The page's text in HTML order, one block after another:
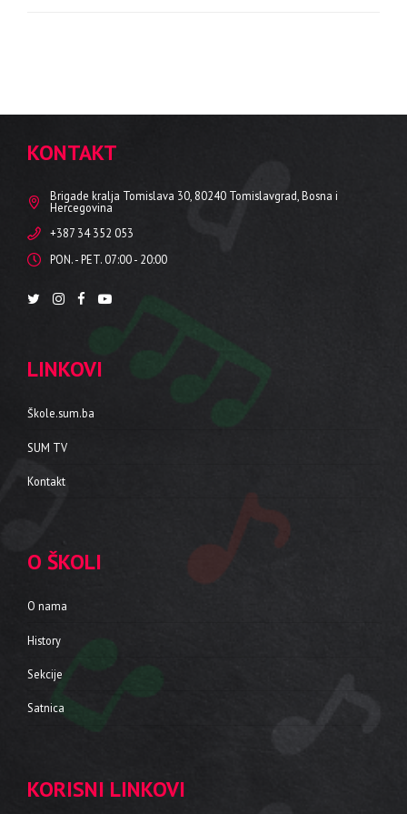
KONTAKT
Brigade kralja Tomislava 30, 80240 Tomislavgrad, Bosna i
Hercegovina
+387 34 352 053
PON. - PET. 07:00 - 20:00
LINKOVI
Škole.sum.ba
SUM TV
Kontakt
O ŠKOLI
O nama
History
Sekcije
Satnica
KORISNI LINKOVI